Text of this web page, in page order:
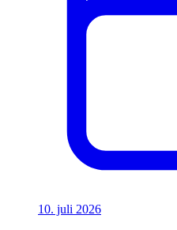
10. juli 2026